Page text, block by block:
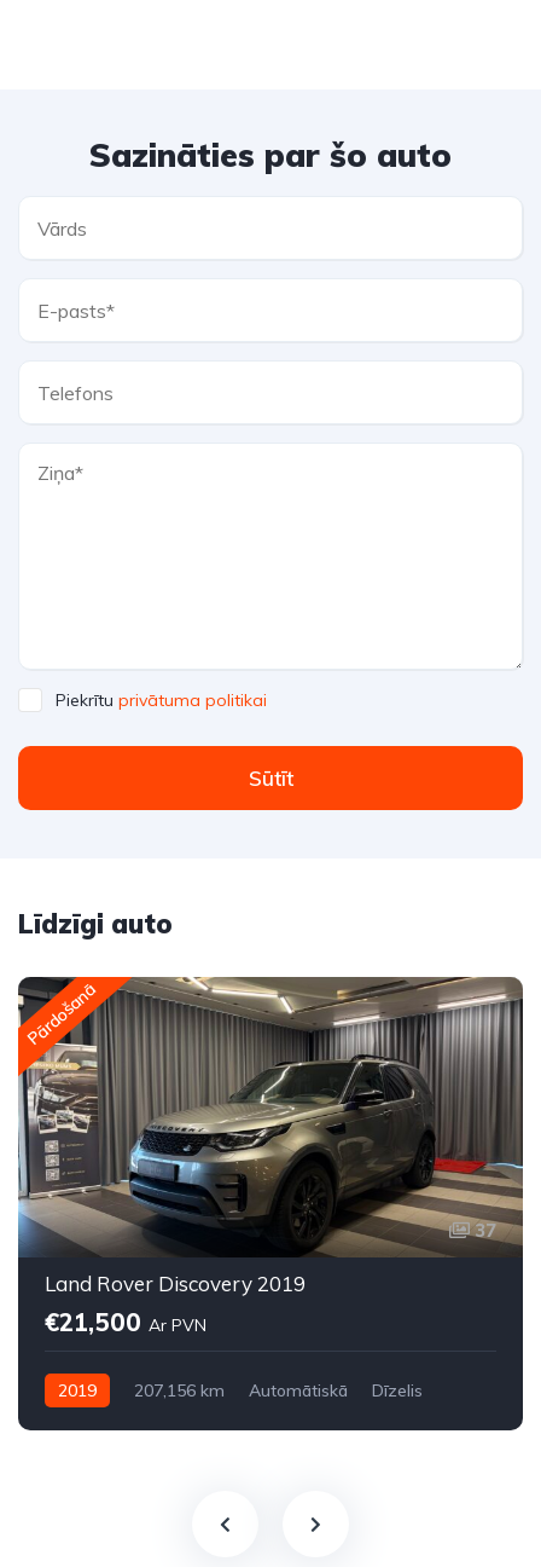
Sazināties par šo auto
Piekrītu privātuma politikai
Sūtīt
Līdzīgi auto
Pārdošanā
37
Land Rover Discovery 2019
€21,500 Ar PVN
2019 207,156 km Automātiskā
Dīzelis